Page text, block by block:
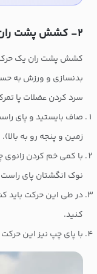
۲- کشش پشت ران
کشش پشت ران یک حرکت
بدنسازی و ورزش به
سرد کردن عضلات پا
صاف بایستید و پای
زمین و پنجه رو به بالا).
با کمی خم کردن
نوک انگشتان پای راست
در طی این حرکت باید
کنید.
با پای چپ نیز این حرکت